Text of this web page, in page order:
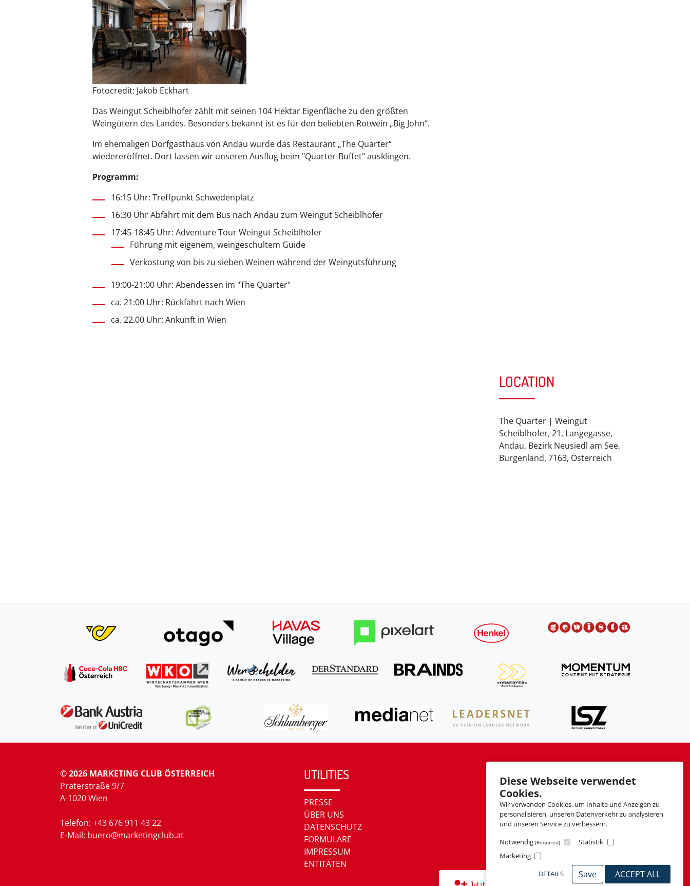
Diese Webseite verwendet
Cookies.
Wir verwenden Cookies, um Inhalte und Anzeigen zu
personalisieren, unseren Datenverkehr zu analysieren
und unseren Service zu verbessern.
Notwendig (Required)
Statistik
Marketing
DETAILS
Save ACCEPT ALL
Fotocredit: Jakob Eckhart
Das Weingut Scheiblhofer zählt mit seinen 104 Hektar Eigenfläche zu den größten
Weingütern des Landes. Besonders bekannt ist es für den beliebten Rotwein „Big John“.
Im ehemaligen Dorfgasthaus von Andau wurde das Restaurant „The Quarter“
wiedereröffnet. Dort lassen wir unseren Ausflug beim "Quarter-Buffet" ausklingen.
Programm:
16:15 Uhr: Treffpunkt Schwedenplatz
16:30 Uhr Abfahrt mit dem Bus nach Andau zum Weingut Scheiblhofer
17:45-18:45 Uhr: Adventure Tour Weingut Scheiblhofer
Führung mit eigenem, weingeschultem Guide
Verkostung von bis zu sieben Weinen während der Weingutsführung
19:00-21:00 Uhr: Abendessen im "The Quarter"
ca. 21:00 Uhr: Rückfahrt nach Wien
ca. 22.00 Uhr: Ankunft in Wien
LOCATION
The Quarter | Weingut
Scheiblhofer, 21, Langegasse,
Andau, Bezirk Neusiedl am See,
Burgenland, 7163, Österreich
© 2026 MARKETING CLUB ÖSTERREICH
Praterstraße 9/7
A-1020 Wien
Telefon: +43 676 911 43 22
E-Mail: buero@marketingclub.at
UTILITIES
PRESSE
ÜBER UNS
DATENSCHUTZ
FORMULARE
IMPRESSUM
ENTITÄTEN
SOCIAL MEDIA